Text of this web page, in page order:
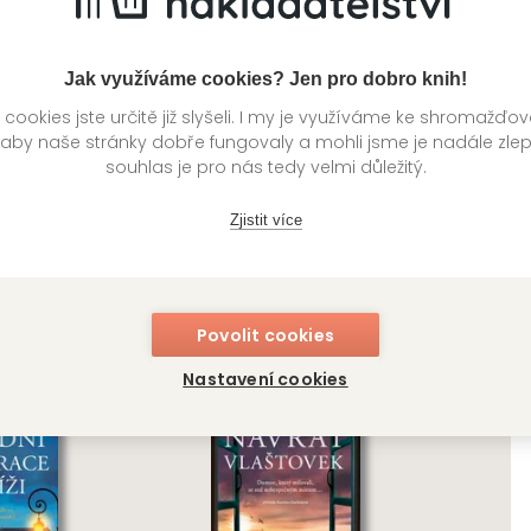
Jak využíváme cookies? Jen pro dobro knih!
jste určitě již slyšeli. I my je využíváme ke
naše stránky dobře fungovaly a mohli jsme je nadále
souhlas je pro nás tedy velmi důležitý.
Zjistit více
Povolit cookies
Nastavení cookies
nelidským podmínkám přesto nachází projevy lidskosti
Kategorie >Historické romány